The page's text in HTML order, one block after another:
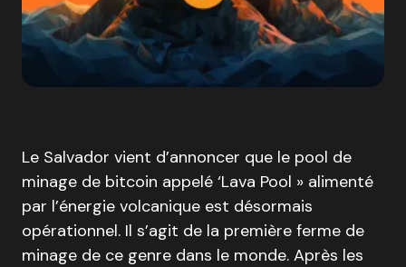
Le Salvador vient d’annoncer que le pool de
minage de bitcoin appelé ‘Lava Pool » alimenté
par l’énergie volcanique est désormais
opérationnel. Il s’agit de la première ferme de
minage de ce genre dans le monde. Après les